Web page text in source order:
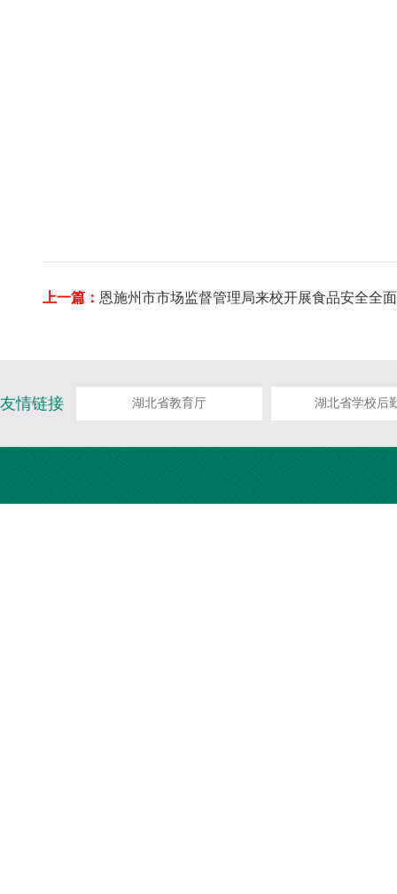
上一篇： 恩施州市市场监督管理局来校开展食品安全全
友情链接 湖北省教育厅 湖北省学校后